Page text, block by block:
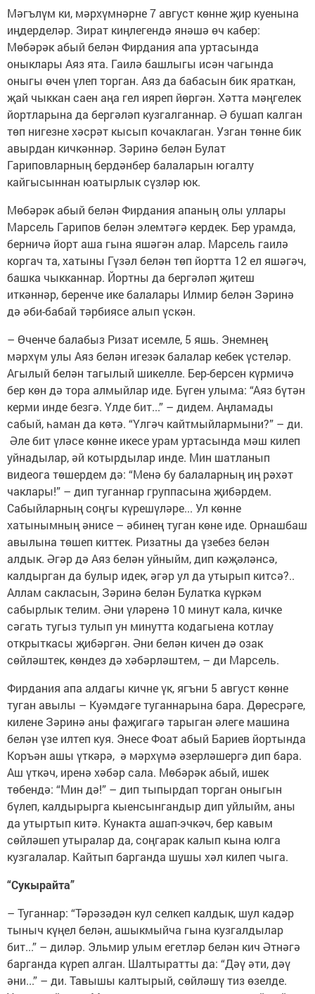
Мәгълүм ки, мәрхүмнәрне 7 август көнне җир куенына
иңдерделәр. Зират киңлегендә янәшә өч кабер:
Мөбәрәк абый белән Фирдания апа уртасында
оныклары Аяз ята. Гаилә башлыгы исән чагында
оныгы өчен үлеп торган. Аяз да бабасын бик яраткан,
җай чыккан саен аңа гел ияреп йөргән. Хәтта мәңгелек
йортларына да бергәләп кузгалганнар. Ә бушап калган
төп нигезне хәсрәт кысып кочаклаган. Узган төнне бик
авырдан кичкәннәр. Зәринә белән Булат
Гариповларның бердәнбер балаларын югалту
кайгысыннан юатырлык сүзләр юк.
Мөбәрәк абый белән Фирдания апаның олы уллары
Марсель Гарипов белән элемтәгә кердек. Бер урамда,
берничә йорт аша гына яшәгән алар. Марсель гаилә
коргач та, хатыны Гүзәл белән төп йортта 12 ел яшәгәч,
башка чыкканнар. Йортны да бергәләп җитеш
иткәннәр, беренче ике балалары Илмир белән Зәринә
дә әби-бабай тәрбиясе алып үскән.
– Өченче балабыз Ризат исемле, 5 яшь. Энемнең
мәрхүм улы Аяз белән игезәк балалар кебек үстеләр.
Агылый белән тагылый шикелле. Бер-берсен күрмичә
бер көн дә тора алмыйлар иде. Бүген улыма: “Аяз бүтән
керми инде безгә. Үлде бит...” – дидем. Аңламады
сабый, һаман да көтә. “Үлгәч кайтмыйлармыни?” – ди.
Әле бит үләсе көнне икесе урам уртасында мәш килеп
уйнадылар, әй котырдылар инде. Мин шатланып
видеога төшердем дә: “Менә бу балаларның иң рәхәт
чаклары!” – дип туганнар группасына җибәрдем.
Сабыйларның соңгы күрешүләре... Ул көнне
хатынымның әнисе – әбинең туган көне иде. Орнашбаш
авылына төшеп киттек. Ризатны да үзебез белән
алдык. Әгәр дә Аяз белән уйныйм, дип кәҗәләнсә,
калдырган да булыр идек, әгәр ул да утырып китсә?..
Аллам сакласын, Зәринә белән Булатка күркәм
сабырлык телим. Әни үләренә 10 минут кала, кичке
сәгать тугыз тулып ун минутта кодагыена котлау
открыткасы җибәргән. Әни белән кичен дә озак
сөйләштек, көндез дә хәбәрләштем, – ди Марсель.
Фирдания апа алдагы кичне үк, ягъни 5 август көнне
туган авылы – Куәмдәге туганнарына бара. Дөресрәге,
килене Зәринә аны фаҗигагә тарыган әлеге машина
белән үзе илтеп куя. Энесе Фоат абый Бариев йортында
Коръән ашы үткәрә, ә мәрхүмә әзерләшергә дип бара.
Аш үткәч, иренә хәбәр сала. Мөбәрәк абый, ишек
төбендә: “Мин дә!” – дип тыпырдап торган оныгын
бүлеп, калдырырга кыенсынгандыр дип уйлыйм, аны
да утыртып китә. Кунакта ашап-эчкәч, бер кавым
сөйләшеп утыралар да, соңгарак калып кына юлга
кузгалалар. Кайтып барганда шушы хәл килеп чыга.
“Сукырайта”
– Туганнар: “Тәрәзәдән кул селкеп калдык, шул кадәр
тыныч күңел белән, ашыкмыйча гына кузгалдылар
бит...” – диләр. Эльмир улым егетләр белән кич Әтнәгә
барганда күреп алган. Шалтыратты да: “Дәү әти, дәү
әни...” – ди. Тавышы калтырый, сөйләшү тиз өзелде.